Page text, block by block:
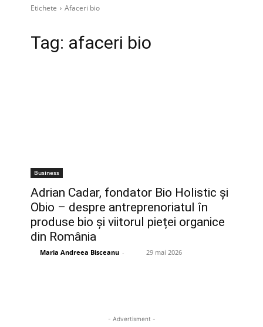
Etichete Afaceri bio
Tag: afaceri bio
Business
Adrian Cadar, fondator Bio Holistic și
Obio – despre antreprenoriatul în
produse bio și viitorul pieței organice
din România
Maria Andreea Bisceanu - 29 mai 2026
- Advertisment -